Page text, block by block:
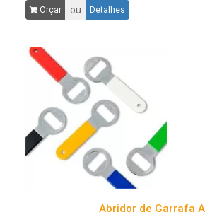
Orçar ou Detalhes
Abridor de Garrafa